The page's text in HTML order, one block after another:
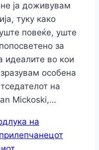
ја доживувам
туку како
повеќе, уште
за
идеалите во кои
особена
на
Mickoski,…
на